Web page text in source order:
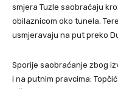
smjera Tuzle saobraćaju
obilaznicom oko tunela.
usmjeravaju na put preko
Sporije saobraćanje zbog
i na putnim pravcima: